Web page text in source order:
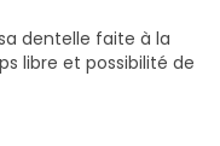
dentelle faite à la
libre et possibilité de